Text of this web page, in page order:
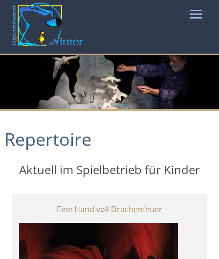
Repertoire
Aktuell im Spielbetrieb für Kinder
Eine Hand voll Drachenfeuer